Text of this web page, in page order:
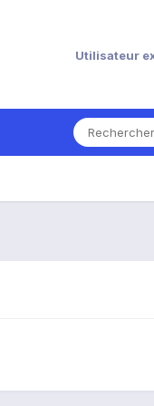
Utilisateur